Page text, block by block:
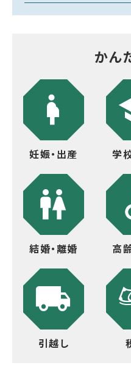
かん
妊娠・出産 学
結婚・離婚 高
引越し